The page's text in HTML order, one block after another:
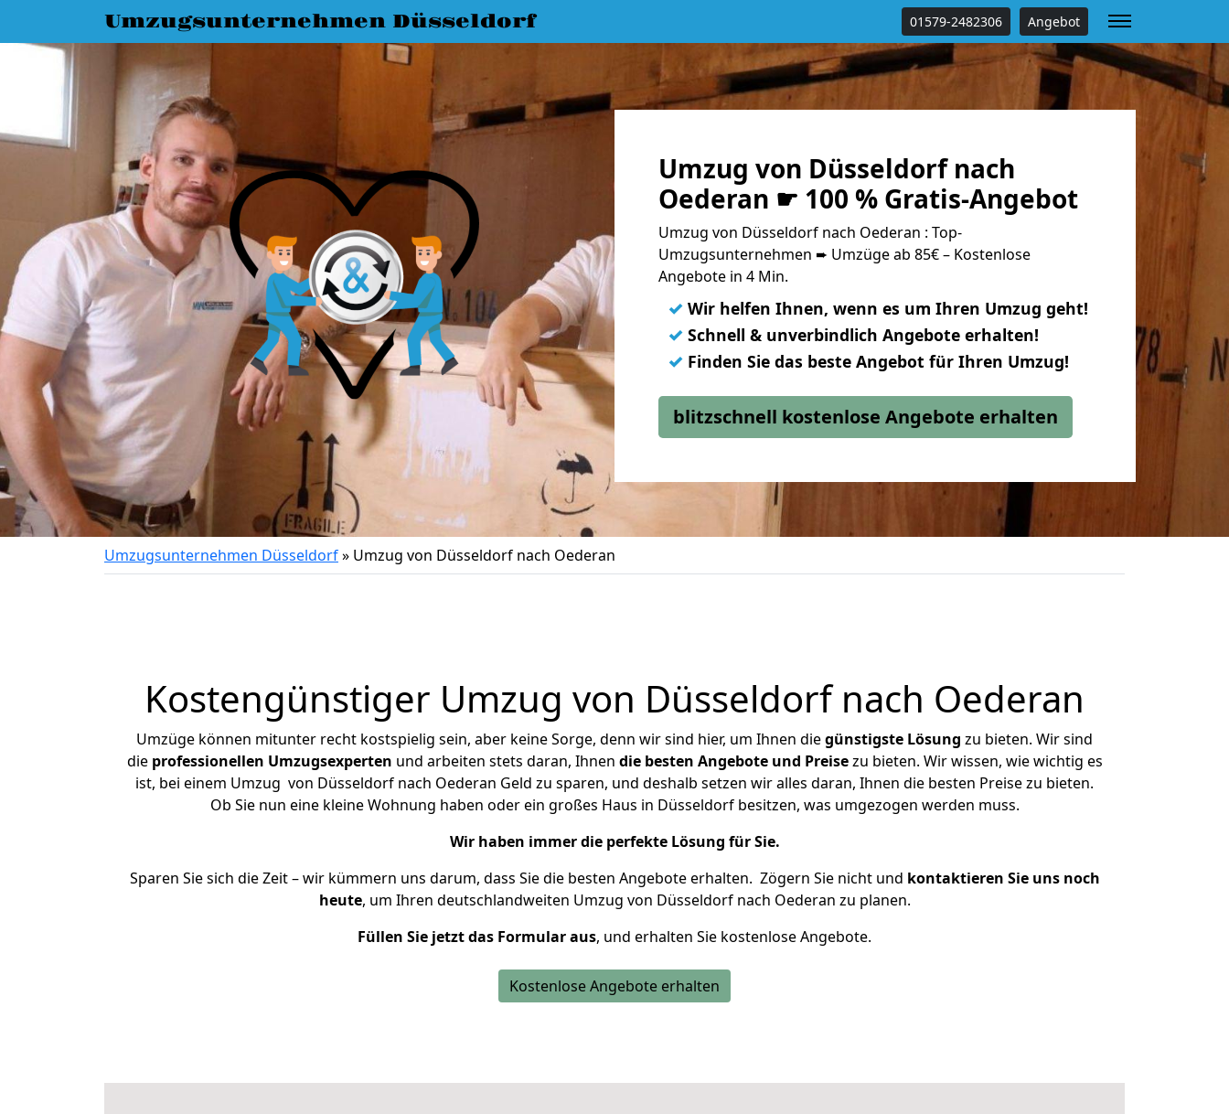
Umzugsunternehmen Düsseldorf 01579-2482306 Angebot
Umzug von Düsseldorf nach
Oederan ☛ 100 % Gratis-Angebot
Umzug von Düsseldorf nach Oederan : Top-
Umzugsunternehmen ➨ Umzüge ab 85€ – Kostenlose
Angebote in 4 Min.
✓ Wir helfen Ihnen, wenn es um Ihren Umzug geht!
✓ Schnell & unverbindlich Angebote erhalten!
✓ Finden Sie das beste Angebot für Ihren Umzug!
blitzschnell kostenlose Angebote erhalten
Umzugsunternehmen Düsseldorf» Umzug von Düsseldorf nach Oederan
Kostengünstiger Umzug von Düsseldorf nach Oederan
Umzüge können mitunter recht kostspielig sein, aber keine Sorge, denn wir sind hier, um Ihnen diegünstigste Lösung zu bieten. Wir sind
die professionellen Umzugsexperten und arbeiten stets daran, Ihnen die besten Angebote und Preisezu bieten. Wir wissen, wie wichtig es
ist, bei einem Umzug von Düsseldorf nach Oederan Geld zu sparen, und deshalb setzen wir alles daran, Ihnen die besten Preise zu bieten.
Ob Sie nun eine kleine Wohnung haben oder ein großes Haus in Düsseldorf besitzen, was umgezogen werden muss.
Wir haben immer die perfekte Lösung für Sie.
Sparen Sie sich die Zeit – wir kümmern uns darum, dass Sie die besten Angebote erhalten. Zögern Sie nicht und kontaktieren Sie uns noch
heute, um Ihren deutschlandweiten Umzug von Düsseldorf nach Oederan zu planen.
Füllen Sie jetzt das Formular aus, und erhalten Sie kostenlose Angebote.
Kostenlose Angebote erhalten